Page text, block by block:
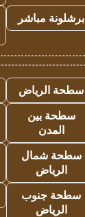
برشلونة مباشر
سطحة الرياض
سطحة بين
المدن
سطحة شمال
الرياض
سطحة جنوب
الرياض